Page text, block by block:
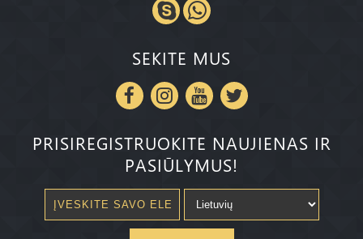
SEKITE MUS
PRISIREGISTRUOKITE NAUJIENAS IR
PASIŪLYMUS!